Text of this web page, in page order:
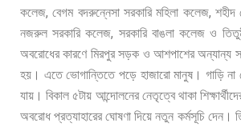
কলেজ,বেগম বদরুন্নেসা সরকারি মহিলা কলেজ,শহীদ
নজরুল সরকারি কলেজ, সরকারি বাঙলা কলেজ ও
অবরোধের কারণে মিরপুর সড়ক ও আশপাশের অন্যান্য
হয়। এতে ভোগান্তিতে পড়ে হাজারো মানুষ। গাড়ি না
যায়। বিকাল ৫টায় আন্দোলনের নেতৃত্বে থাকা
অবরোধ প্রত্যাহারের ঘোষণা দিয়ে নতুন কর্মসূচি দেন।